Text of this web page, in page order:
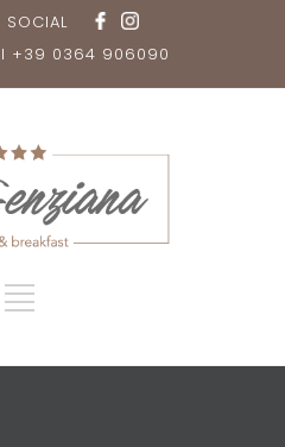
SOCIAL
+39 0364 906090